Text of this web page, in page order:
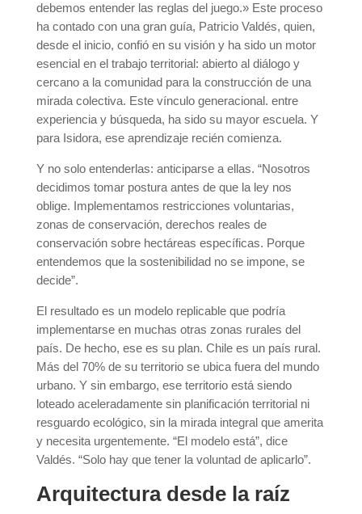
debemos entender las reglas del juego.» Este proceso
ha contado con una gran guía, Patricio Valdés, quien,
desde el inicio, confió en su visión y ha sido un motor
esencial en el trabajo territorial: abierto al diálogo y
cercano a la comunidad para la construcción de una
mirada colectiva. Este vínculo generacional. entre
experiencia y búsqueda, ha sido su mayor escuela. Y
para Isidora, ese aprendizaje recién comienza.
Y no solo entenderlas: anticiparse a ellas. “Nosotros
decidimos tomar postura antes de que la ley nos
oblige. Implementamos restricciones voluntarias,
zonas de conservación, derechos reales de
conservación sobre hectáreas específicas. Porque
entendemos que la sostenibilidad no se impone, se
decide”.
El resultado es un modelo replicable que podría
implementarse en muchas otras zonas rurales del
país. De hecho, ese es su plan. Chile es un país rural.
Más del 70% de su territorio se ubica fuera del mundo
urbano. Y sin embargo, ese territorio está siendo
loteado aceleradamente sin planificación territorial ni
resguardo ecológico, sin la mirada integral que amerita
y necesita urgentemente. “El modelo está”, dice
Valdés. “Solo hay que tener la voluntad de aplicarlo”.
Arquitectura desde la raíz